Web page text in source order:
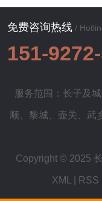
免费咨询热线 /
151-
服务范围：长子及
顺 黎城 壶关 武
Copyright © 2025
XML RSS